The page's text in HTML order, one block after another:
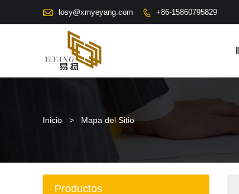
 losy@xmyeyang.com  +86-15860795829
Inicio > Mapa del Sitio
Productos